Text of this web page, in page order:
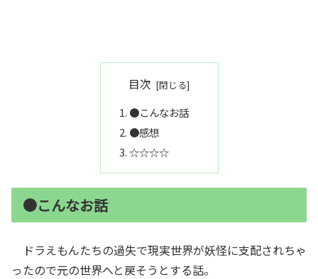
目次
●こんなお話
●感想
☆☆☆☆
●こんなお話
ドラえもんたちの過失で現実世界が妖怪に支配されちゃ
ったので元の世界へと戻そうとする話。